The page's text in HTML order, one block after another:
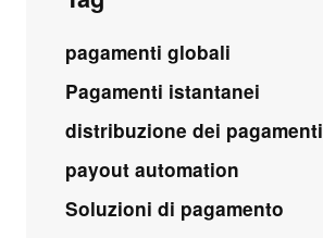
pagamenti globali
Pagamenti istantanei
distribuzione dei pagamenti
payout automation
Soluzioni di pagamento